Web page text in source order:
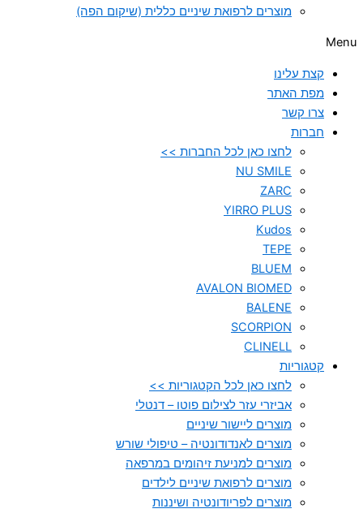
מוצרים לרפואת שיניים כללית (שיקום הפה)
Menu
קצת עלינו
מפת האתר
צרו קשר
חברות
לחצו כאן לכל החברות >>
NU SMILE
ZARC
YIRRO PLUS
Kudos
TEPE
BLUEM
AVALON BIOMED
BALENE
SCORPION
CLINELL
קטגוריות
לחצו כאן לכל הקטגוריות >>
אביזרי עזר לצילום פוטו – דנטלי
מוצרים ליישור שיניים
מוצרים לאנדודונטיה – טיפולי שורש
מוצרים למניעת זיהומים במרפאה
מוצרים לרפואת שיניים לילדים
מוצרים לפריודונטיה ושיננות